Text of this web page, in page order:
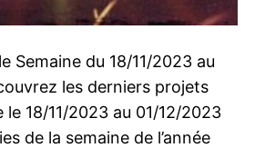
Semaine du 18/11/2023 au
les derniers projets
18/11/2023 au 01/12/2023
de la semaine de l’année